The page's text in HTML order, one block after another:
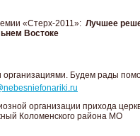
«Стерх-2011»: Лучшее
Востоке
Будем рады
организации прихода
Коломенского района МО